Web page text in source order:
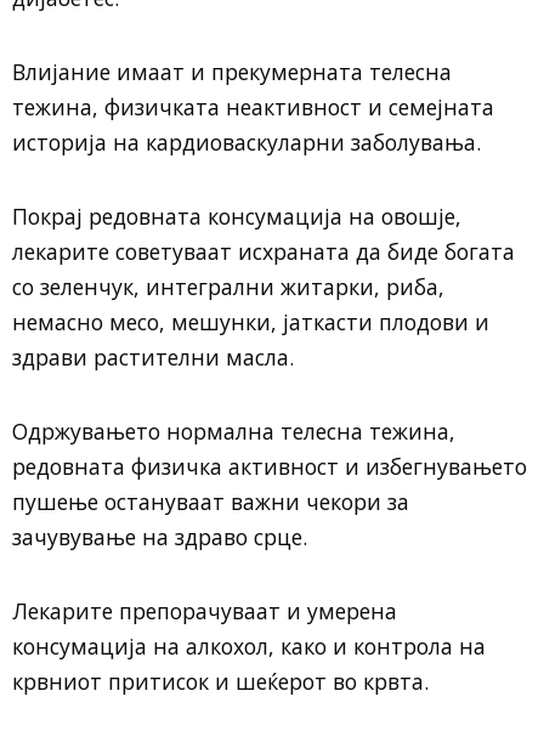
Влијание имаат и прекумерната телесна
тежина, физичката неактивност и семејната
историја на кардиоваскуларни заболувања.
Покрај редовната консумација на овошје,
лекарите советуваат исхраната да биде богата
со зеленчук, интегрални житарки, риба,
немасно месо, мешунки, јаткасти плодови и
здрави растителни масла.
Одржувањето нормална телесна тежина,
редовната физичка активност и избегнувањето
пушење остануваат важни чекори за
зачувување на здраво срце.
Лекарите препорачуваат и умерена
консумација на алкохол, како и контрола на
крвниот притисок и шеќерот во крвта.